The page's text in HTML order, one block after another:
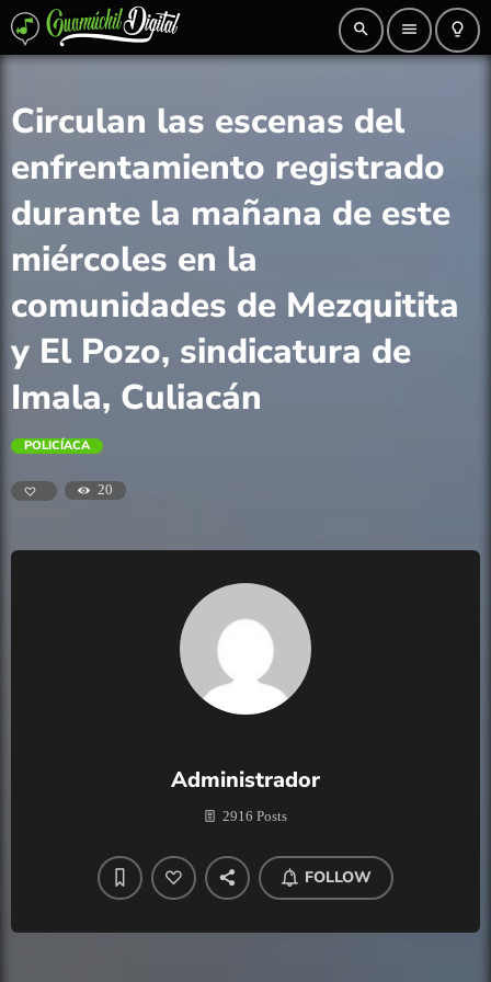
search menu lightbulb_outline
Circulan las escenas del
enfrentamiento registrado
durante la mañana de este
miércoles en la
comunidades de Mezquitita
y El Pozo, sindicatura de
Imala, Culiacán
POLICÍACA
20
Administrador
2916 Posts
FOLLOW